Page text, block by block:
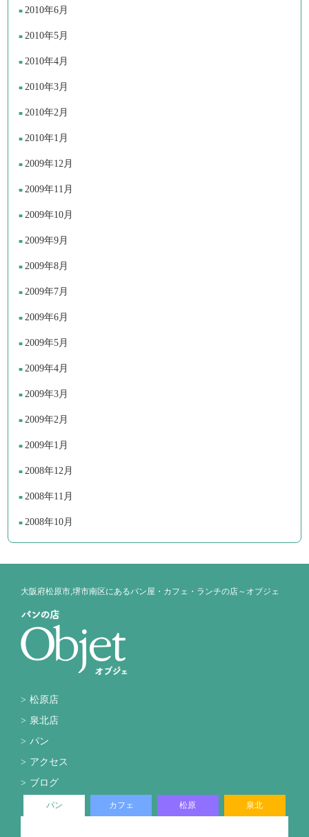
2010年6月
2010年5月
2010年4月
2010年3月
2010年2月
2010年1月
2009年12月
2009年11月
2009年10月
2009年9月
2009年8月
2009年7月
2009年6月
2009年5月
2009年4月
2009年3月
2009年2月
2009年1月
2008年12月
2008年11月
2008年10月
大阪府松原市,堺市南区にあるパン屋・カフェ・ランチの店～オブジェ
松原店
泉北店
パン
アクセス
ブログ
パン カフェ 松原 泉北